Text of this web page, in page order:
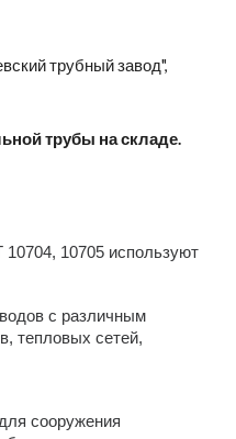
трубный завод",
трубы на складе.
10705 используют
с различным
тепловых сетей,
сооружения